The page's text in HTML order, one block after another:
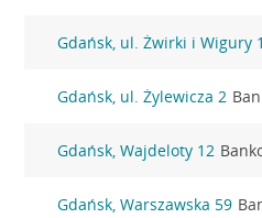
Gdańsk, ul. Żwirki i Wigury
Gdańsk, ul. Żylewicza 2
Gdańsk, Wajdeloty 12
Gdańsk, Warszawska 59